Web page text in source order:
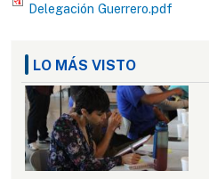
Delegación Guerrero.pdf
LO MÁS VISTO